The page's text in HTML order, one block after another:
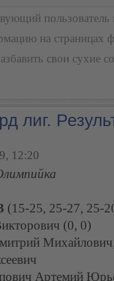
пользователь
на страницах
свои сухие
лиг.
12:20
(15-25, 25-27, 25-
(0, 0)
Артемий